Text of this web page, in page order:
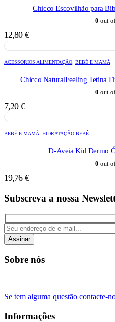
Chicco Escovilhão para
0 out
12,80 €
ACESSÓRIOS ALIMENTAÇÃO, BEBÉ E MAMÃ
Chicco NaturalFeeling Tetina
0 out
7,20 €
BEBÉ E MAMÃ, HIDRATAÇÃO BEBÉ
D-Aveia Kid Dermo
0 out
19,76 €
Subscreva a nossa
Assinar
Sobre nós
Se tem alguma questão contacte-
Informações